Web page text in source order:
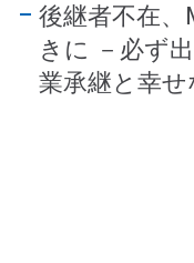
後継者不在
きに －必ず
業承継と幸せ